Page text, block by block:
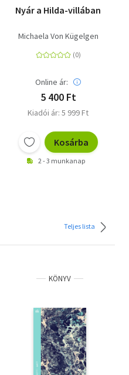
Nyár a Hilda-villában
Michaela Von Kügelgen
Online ár:
5 400 Ft
Kiadói ár: 5 999 Ft
Kosárba
2 - 3 munkanap
Teljes lista
KÖNYV